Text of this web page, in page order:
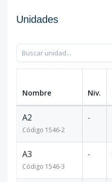
Unidades
Nombre Niv.
A2
Código 1546-2
-
A3
Código 1546-3
-